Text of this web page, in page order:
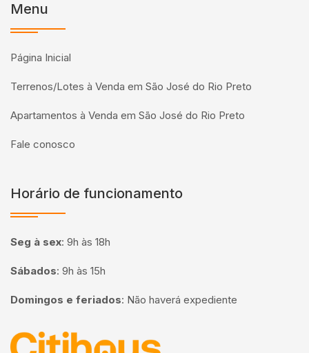
Menu
Página Inicial
Terrenos/Lotes à Venda em São José do Rio Preto
Apartamentos à Venda em São José do Rio Preto
Fale conosco
Horário de funcionamento
Seg à sex: 9h às 18h
Sábados: 9h às 15h
Domingos e feriados: Não haverá expediente
Página inicial